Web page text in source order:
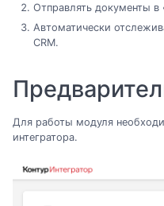
Отправлять документы в
Автоматически
CRM.
Для работы модуля
интегратора.